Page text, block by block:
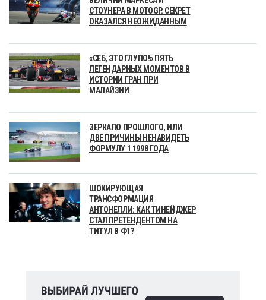
СТОУНЕРА В MOTOGP. СЕКРЕТ
ОКАЗАЛСЯ НЕОЖИДАННЫМ
«СЕБ, ЭТО ГЛУПО!» ПЯТЬ
ЛЕГЕНДАРНЫХ МОМЕНТОВ В
ИСТОРИИ ГРАН ПРИ
МАЛАЙЗИИ
ЗЕРКАЛО ПРОШЛОГО, ИЛИ
ДВЕ ПРИЧИНЫ НЕНАВИДЕТЬ
ФОРМУЛУ 1 1998 ГОДА
ШОКИРУЮЩАЯ
ТРАНСФОРМАЦИЯ
АНТОНЕЛЛИ: КАК ТИНЕЙДЖЕР
СТАЛ ПРЕТЕНДЕНТОМ НА
ТИТУЛ В Ф1?